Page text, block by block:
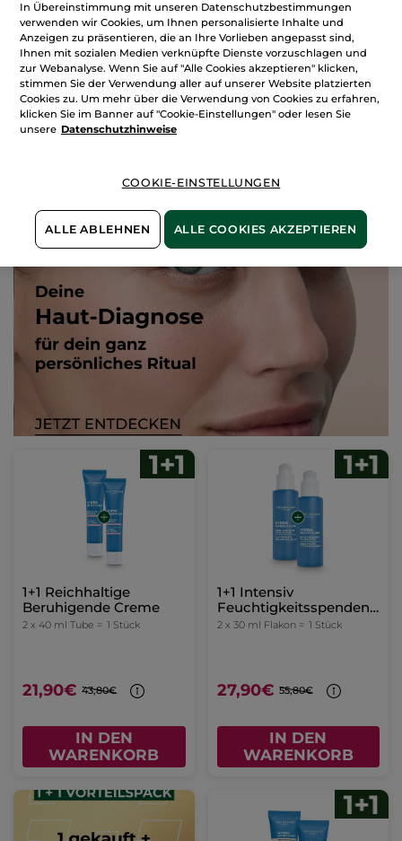
1+1 Intensiv
Feuchtigkeitspflege
Hydra Water-Plump 75
ml
2 x 75ml Glas-Tiegel = 1 Stück
29,90€
IN DEN
1+1
Feuchtigkeitsspendende
Gel-Creme
2 x 50ml Glas-Tiegel = 1 Stück
IN DEN
1+1 Reichhaltige
Beruhigende Creme
2 x 40 ml Tube = 1 Stück
21,90€ 43,80€
IN DEN
WARENKORB
1+1 Intensiv
Feuchtigkeitsspendendes
Serum
2 x 30 ml Flakon = 1 Stück
27,90€ 55,80€
IN DEN
WARENKORB
In Übereinstimmung mit unseren Datenschutzbestimmungen
verwenden wir Cookies, um Ihnen personalisierte Inhalte und
Anzeigen zu präsentieren, die an Ihre Vorlieben angepasst sind,
Ihnen mit sozialen Medien verknüpfte Dienste vorzuschlagen und
zur Webanalyse. Wenn Sie auf "Alle Cookies akzeptieren" klicken,
stimmen Sie der Verwendung aller auf unserer Website platzierten
Cookies zu. Um mehr über die Verwendung von Cookies zu erfahren,
klicken Sie im Banner auf "Cookie-Einstellungen" oder lesen Sie
unsere Datenschutzhinweise
COOKIE-EINSTELLUNGEN
ALLE ABLEHNEN ALLE COOKIES AKZEPTIEREN